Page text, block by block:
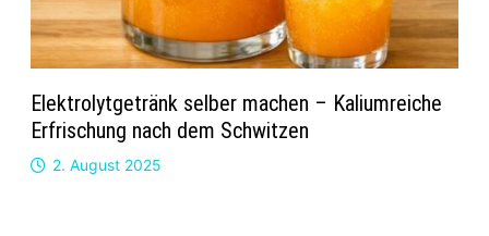
Elektrolytgetränk selber machen – Kaliumreiche
Erfrischung nach dem Schwitzen
2. August 2025